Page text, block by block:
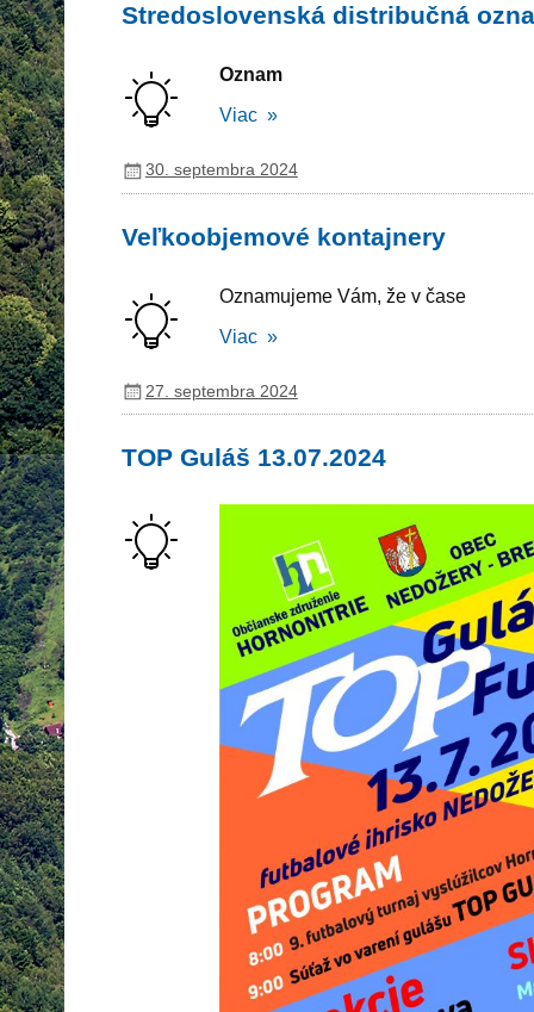
Stredoslovenská distribučná
Oznam
Viac »
30. septembra 2024
Veľkoobjemové kontajnery
Oznamujeme Vám, že v čase
Viac »
27. septembra 2024
TOP Guláš 13.07.2024